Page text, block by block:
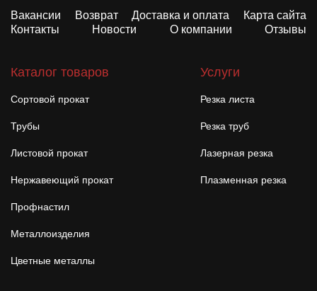
Вакансии Возврат Доставка и оплата
Карта сайта
Контакты
Новости О компании Отзывы
Каталог товаров
Сортовой прокат
Трубы
Листовой прокат
Нержавеющий прокат
Профнастил
Металлоизделия
Цветные металлы
Услуги
Резка листа
Резка труб
Лазерная резка
Плазменная резка